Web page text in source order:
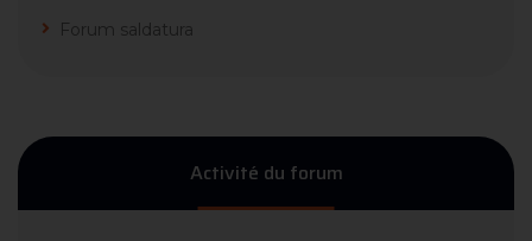
Forum saldatura
Activité du forum